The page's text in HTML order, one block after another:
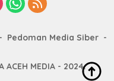
Pedoman Media Siber
ACEH MEDIA - 2024.